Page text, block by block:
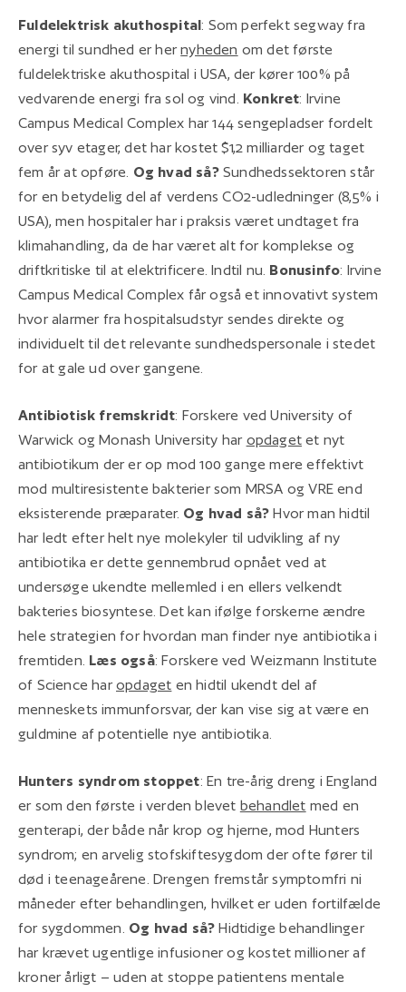
Fuldelektrisk akuthospital: Som perfekt segway fra
energi til sundhed er hernyheden om det første
fuldelektriske akuthospital i USA, der kører 100% på
vedvarende energi fra sol og vind. Konkret: Irvine
Campus Medical Complex har 144 sengepladser fordelt
over syv etager, det har kostet $1,2 milliarder og taget
fem år at opføre. Og hvad så?Sundhedssektoren står
for en betydelig del af verdens CO2-udledninger (8,5% i
USA), men hospitaler har i praksis været undtaget fra
klimahandling, da de har været alt for komplekse og
driftkritiske til at elektrificere. Indtil nu. Bonusinfo: Irvine
Campus Medical Complex får også et innovativt system
hvor alarmer fra hospitalsudstyr sendes direkte og
individuelt til det relevante sundhedspersonale i stedet
for at gale ud over gangene.
Antibiotisk fremskridt: Forskere ved University of
Warwick og Monash University har opdaget et nyt
antibiotikum der er op mod 100 gange mere effektivt
mod multiresistente bakterier som MRSA og VRE end
eksisterende præparater. Og hvad så?Hvor man hidtil
har ledt efter helt nye molekyler til udvikling af ny
antibiotika er dette gennembrud opnået ved at
undersøge ukendte mellemled i en ellers velkendt
bakteries biosyntese. Det kan ifølge forskerne ændre
hele strategien for hvordan man finder nye antibiotika i
fremtiden. Læs også: Forskere ved Weizmann Institute
of Science haropdaget en hidtil ukendt del af
menneskets immunforsvar, der kan vise sig at være en
guldmine af potentielle nye antibiotika.
Hunters syndrom stoppet: En tre-årig dreng i England
er som den første i verden blevet behandlet med en
genterapi, der både når krop og hjerne, mod Hunters
syndrom; en arvelig stofskiftesygdom der ofte fører til
død i teenageårene. Drengen fremstår symptomfri ni
måneder efter behandlingen, hvilket er uden fortilfælde
for sygdommen. Og hvad så?Hidtidige behandlinger
har krævet ugentlige infusioner og kostet millioner af
kroner årligt – uden at stoppe patientens mentale